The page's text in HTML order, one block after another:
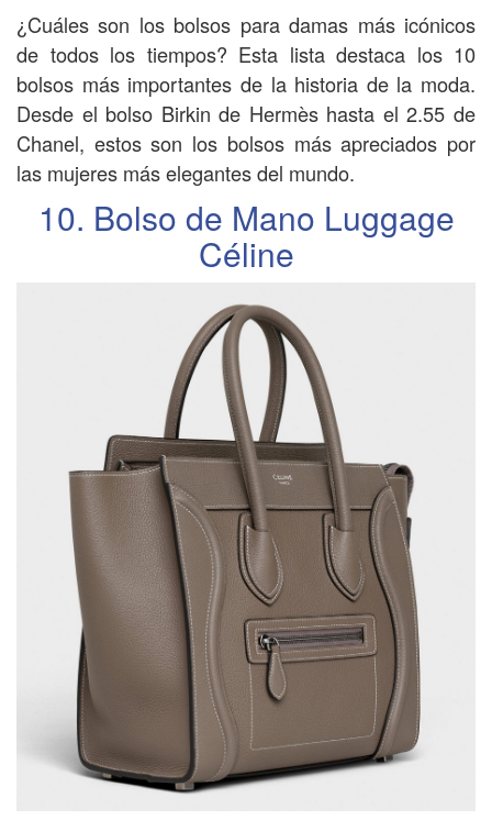
¿Cuáles son los bolsos para damas más icónicos
de todos los tiempos? Esta lista destaca los 10
bolsos más importantes de la historia de la moda.
Desde el bolso Birkin de Hermès hasta el 2.55 de
Chanel, estos son los bolsos más apreciados por
las mujeres más elegantes del mundo.
10. Bolso de Mano Luggage
Céline